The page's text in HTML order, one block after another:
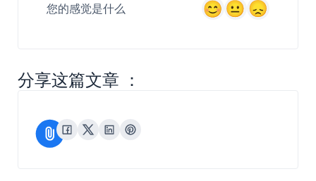
您的感觉是什么
分享这篇文章 ：